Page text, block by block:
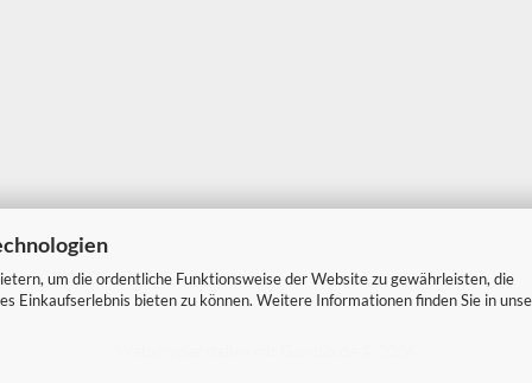
um die ordentliche Funktionsweise der Website zu gewährleisten, die
Einkaufserlebnis bieten zu können. Weitere Informationen finden Sie in